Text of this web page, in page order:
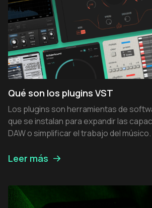
Qué son los plugins VST
Los plugins son herramientas de
que se instalan para expandir las
DAW o simplificar el trabajo del músico.
Leer más